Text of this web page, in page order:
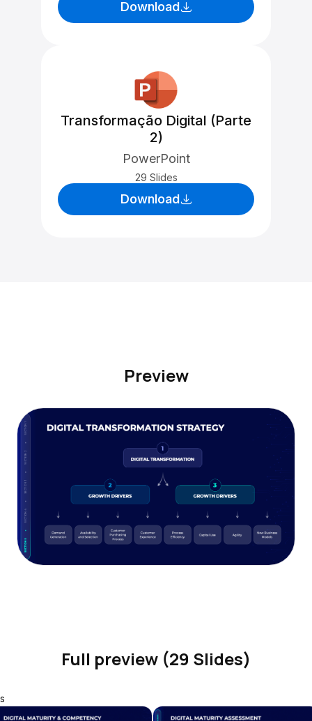
Download
Transformação Digital (Parte
2)
PowerPoint
29 Slides
Download
Preview
Full preview (29 Slides)
s